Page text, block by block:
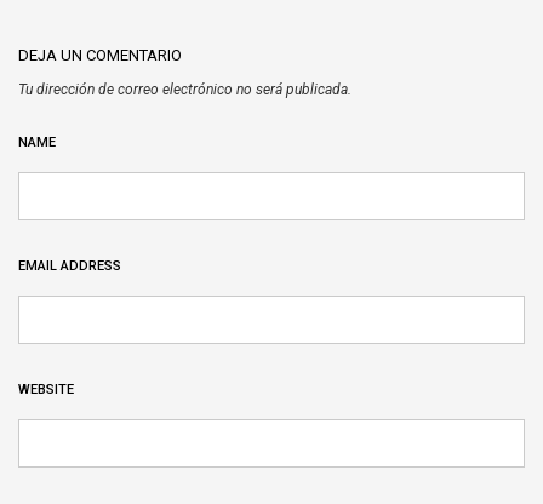
DEJA UN COMENTARIO
Tu dirección de correo electrónico no será publicada.
NAME
EMAIL ADDRESS
WEBSITE